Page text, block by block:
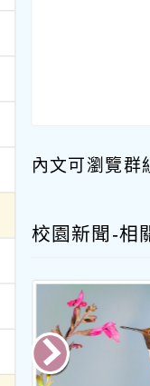
內文可瀏覽群
校園新聞-相